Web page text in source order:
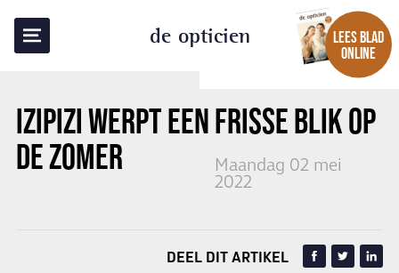
de opticien
LEES BLAD
ONLINE
IZIPIZI WERPT EEN FRISSE BLIK OP
DE ZOMER
Maandag 02 mei
2022
TERUG NAAR OVERZICHT
DEEL DIT ARTIKEL